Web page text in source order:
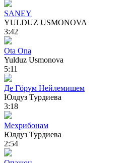
SANEY
YULDUZ USMONOVA
3:42
Ota Ona
Yulduz Usmonova
5:11
Де Гӧрүм Нейлемишем
Юлдуз Турдиева
3:18
Мехрибонам
Юлдуз Турдиева
2:54